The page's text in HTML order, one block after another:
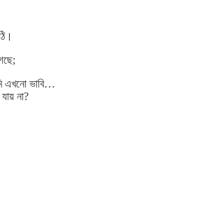
এখনো ভাবি…
না?